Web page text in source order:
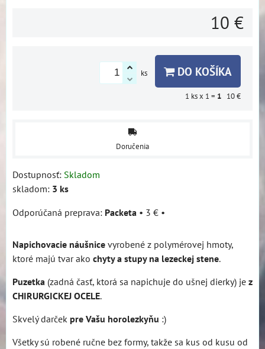
10 €
ks DO KOŠÍKA
1 ks x 1 = 1 10 €
Doručenia
Dostupnosť: Skladom
skladom: 3 ks
Packeta • 3 € •
Napichovacie náušnice vyrobené z polymérovej hmoty,
ktoré majú tvar ako chyty a stupy na lezeckej stene.
Puzetka (zadná časť, ktorá sa napichuje do ušnej dierky) je z
CHIRURGICKEJ OCELE.
Skvelý darček pre Vašu horolezkyňu :)
Všetky sú robené ručne bez formy, takže sa kus od kusu od